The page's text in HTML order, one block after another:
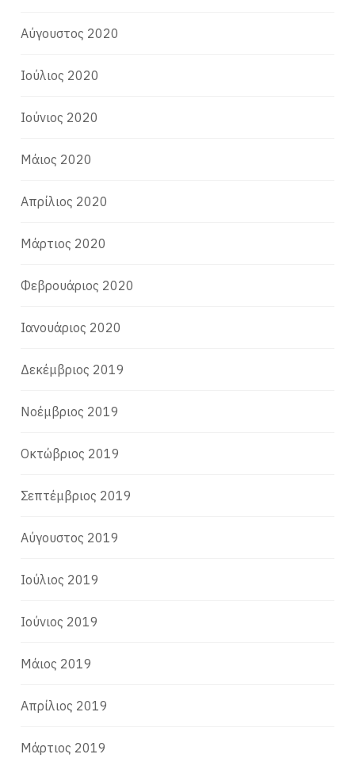
Αύγουστος 2020
Ιούλιος 2020
Ιούνιος 2020
Μάιος 2020
Απρίλιος 2020
Μάρτιος 2020
Φεβρουάριος 2020
Ιανουάριος 2020
Δεκέμβριος 2019
Νοέμβριος 2019
Οκτώβριος 2019
Σεπτέμβριος 2019
Αύγουστος 2019
Ιούλιος 2019
Ιούνιος 2019
Μάιος 2019
Απρίλιος 2019
Μάρτιος 2019